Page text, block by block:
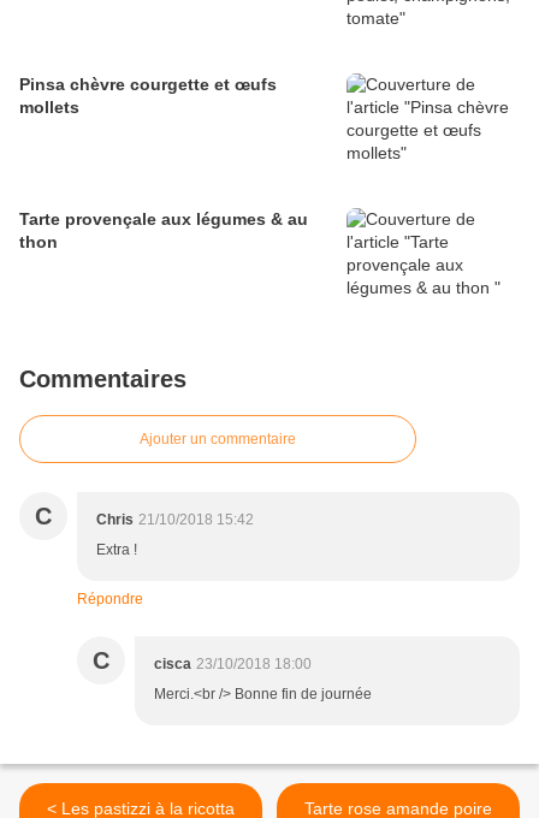
Pinsa chèvre courgette et œufs
mollets
Tarte provençale aux légumes & au
thon
Commentaires
Ajouter un commentaire
C Chris 21/10/2018 15:42
Extra !
Répondre
C cisca 23/10/2018 18:00
Merci.<br /> Bonne fin de journée
< Les pastizzi à la ricotta
Tarte rose amande poire